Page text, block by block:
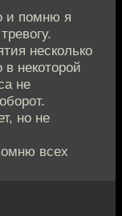
и помню я
несколько
некоторой
не
но не
всех